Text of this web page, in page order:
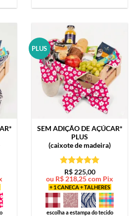
PLUS
SEM ADIÇÃO DE AÇÚCAR*
PLUS
(caixote de madeira)
Avaliação5
de 5
R$225,00
ou R$ 218,25com Pix
+ 1 CANECA + TALHERES
escolha a estampa do tecido